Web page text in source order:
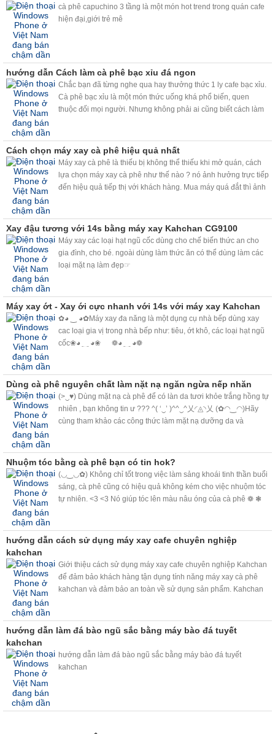
cà phê capuchino 3 tầng là một món hot trend trong quán cafe
hiện đại,giới trẻ mê
hướng dẫn Cách làm cà phê bạc xỉu đá ngon
Chắc bạn đã từng nghe qua hay thưởng thức 1 ly cafe bạc xỉu.
Cà phê bạc xỉu là một món thức uống khá phổ biến, quen
thuộc đối mọi người. Nhưng không phải ai cũng biết cách làm
ly cafe bac xỉu ngon như ý.
Cách chọn máy xay cà phê hiệu quả nhất
Máy xay cà phê là thiếu bị không thể thiếu khi mở quán, cách
lựa chọn máy xay cà phê như thế nào ? nó ảnh hưởng trực tiếp
đến hiệu quả tiếp thị với khách hàng. Mua máy quá đắt thì ảnh
Xay đậu tương với 14s bằng máy xay Kahchan CG9100
Máy xay các loại hạt ngũ cốc dùng cho chế biến thức an cho
gia đình, cho bé. ngoài dùng làm thức ăn có thể dùng làm các
loại mặt nạ làm đẹp☞
Máy xay ớt - Xay ới cực nhanh với 14s với máy xay Kahchan
✿◕ ‿ ◕✿Máy xay đa năng là một dụng cụ nhà bếp dùng xay
cac loại gia vị trong nhà bếp như: tiêu, ớt khô, các loại hạt ngũ
cốc❀◕ ‿ ◕❀ ❁◕ ‿ ◕❁
Dùng cà phê nguyên chất làm nặt nạ ngăn ngừa nếp nhăn
(>‿♥) Dùng mặt nạ cà phê để có làn da tươi khỏe trắng hồng tự
nhiên , bạn không tin ư ??? ^( ‘‿’ )^^‿^乂◜◬◝乂 (✿◠‿◠)Hãy
cùng tham khảo các công thức làm mặt nạ dưỡng da và
mang lại. <3<3
Nhuộm tóc bằng cà phê bạn có tin hok?
(◡‿◡✿) Không chỉ tốt trong việc làm sảng khoái tinh thần buổi
sáng, cà phê cũng có hiệu quả không kém cho việc nhuộm tóc
tự nhiên. <3 <3 Nó giúp tóc lên màu nâu óng của cà phê ❁ ❃
hướng dẫn cách sử dụng máy xay cafe chuyên nghiệp
kahchan
Giới thiệu cách sử dụng máy xay cafe chuyên nghiệp Kahchan
để đảm bảo khách hàng tận dụng tính năng máy xay cà phê
kahchan và đảm bảo an toàn về sử dụng sản phẩm. Kahchan
hướng dẫn làm đá bào ngũ sắc bằng máy bào đá tuyết
kahchan
hướng dẫn làm đá bào ngũ sắc bằng máy bào đá tuyết
kahchan